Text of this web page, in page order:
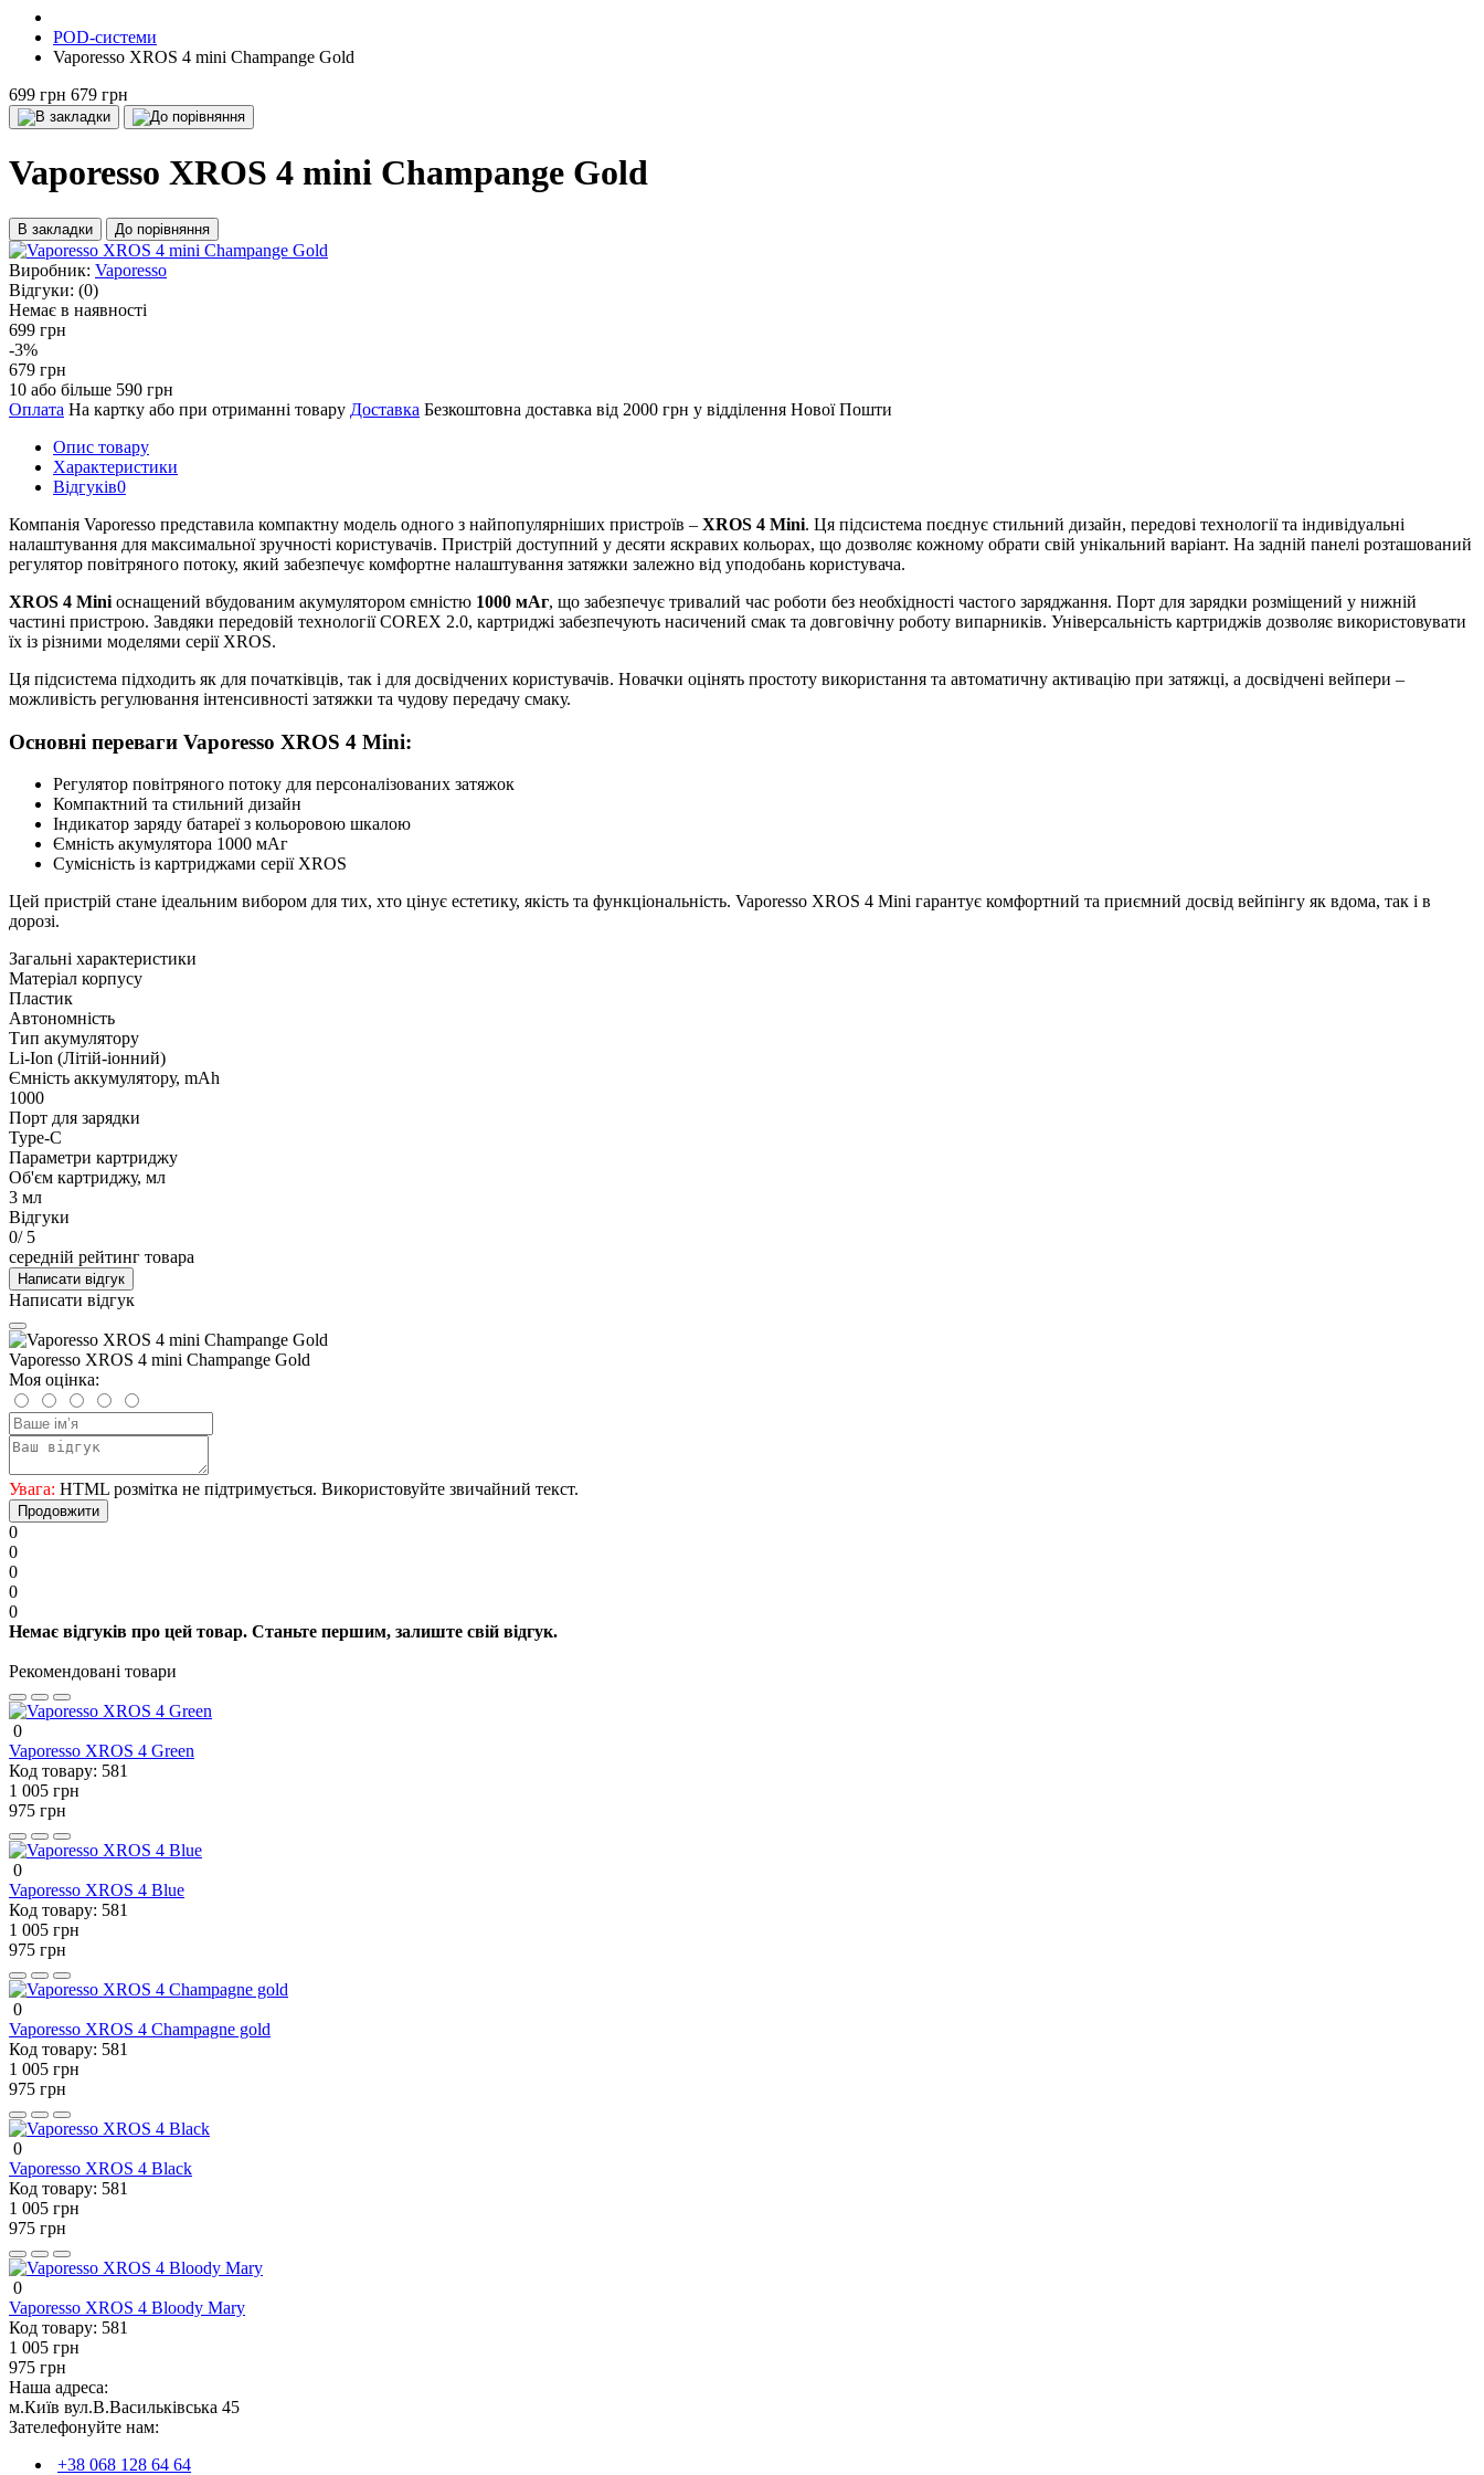
POD-системи
Vaporesso XROS 4 mini Champange Gold
699 грн 679 грн
Vaporesso XROS 4 mini Champange Gold
В закладки До порівняння
Виробник: Vaporesso
Відгуки: (0)
Немає в наявності
699 грн
-3%
679 грн
10 або більше 590 грн
Оплата На картку або при отриманні товару Доставка Безкоштовна доставка від 2000 грн у відділення Нової Пошти
Опис товару
Характеристики
Відгуків0
Компанія Vaporesso представила компактну модель одного з найпопулярніших пристроїв – XROS 4 Mini. Ця підсистема поєднує стильний дизайн, передові технології та індивідуальні
налаштування для максимальної зручності користувачів. Пристрій доступний у десяти яскравих кольорах, що дозволяє кожному обрати свій унікальний варіант. На задній панелі розташований
регулятор повітряного потоку, який забезпечує комфортне налаштування затяжки залежно від уподобань користувача.
XROS 4 Mini оснащений вбудованим акумулятором ємністю 1000 мАг, що забезпечує тривалий час роботи без необхідності частого заряджання. Порт для зарядки розміщений у нижній
частині пристрою. Завдяки передовій технології COREX 2.0, картриджі забезпечують насичений смак та довговічну роботу випарників. Універсальність картриджів дозволяє використовувати
їх із різними моделями серії XROS.
Ця підсистема підходить як для початківців, так і для досвідчених користувачів. Новачки оцінять простоту використання та автоматичну активацію при затяжці, а досвідчені вейпери –
можливість регулювання інтенсивності затяжки та чудову передачу смаку.
Основні переваги Vaporesso XROS 4 Mini:
Регулятор повітряного потоку для персоналізованих затяжок
Компактний та стильний дизайн
Індикатор заряду батареї з кольоровою шкалою
Ємність акумулятора 1000 мАг
Сумісність із картриджами серії XROS
Цей пристрій стане ідеальним вибором для тих, хто цінує естетику, якість та функціональність. Vaporesso XROS 4 Mini гарантує комфортний та приємний досвід вейпінгу як вдома, так і в
дорозі.
Загальні характеристики
Матеріал корпусу
Пластик
Автономність
Тип акумулятору
Li-Ion (Літій-іонний)
Ємність аккумулятору, mAh
1000
Порт для зарядки
Type-C
Параметри картриджу
Об'єм картриджу, мл
3 мл
Відгуки
0/ 5
середній рейтинг товара
Написати відгук
Написати відгук
Vaporesso XROS 4 mini Champange Gold
Моя оцінка:
Увага: HTML розмітка не підтримується. Використовуйте звичайний текст.
Продовжити
0
0
0
0
0
Немає відгуків про цей товар. Станьте першим, залиште свій відгук.
Рекомендовані товари
0
Vaporesso XROS 4 Green
Код товару: 581
1 005 грн
975 грн
0
Vaporesso XROS 4 Blue
Код товару: 581
1 005 грн
975 грн
0
Vaporesso XROS 4 Champagne gold
Код товару: 581
1 005 грн
975 грн
0
Vaporesso XROS 4 Black
Код товару: 581
1 005 грн
975 грн
0
Vaporesso XROS 4 Bloody Mary
Код товару: 581
1 005 грн
975 грн
Наша адреса:
м.Київ вул.В.Васильківська 45
Зателефонуйте нам:
+38 068 128 64 64